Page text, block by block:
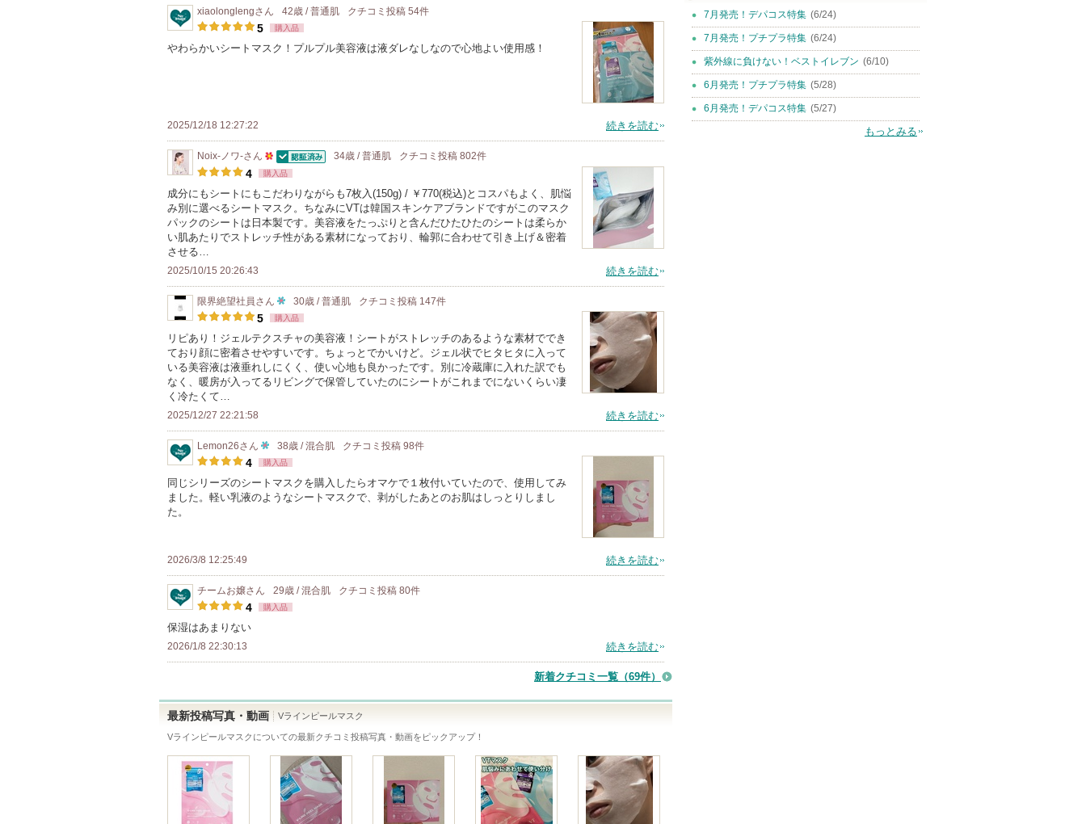
xiaolonglengさん 42歳 / 普通肌 クチコミ投稿 54件
5 購入品
やわらかいシートマスク！プルプル美容液は液ダレなしなので心地よい使用感！
2025/12/18 12:27:22 続きを読む
Noix-ノワ-さん
50
人
以
上
ン
バ
ー
に
お
気
り
登
録
さ
ま
す
認証済
34歳 / 普通肌 クチコミ投稿 802件
4 購入品
成分にもシートにもこだわりながらも7枚入(150g) / ￥770(税込)とコスパもよく、肌悩
み別に選べるシートマスク。ちなみにVTは韓国スキンケアブランドですがこのマスク
パックのシートは日本製です。美容液をたっぷりと含んだひたひたのシートは柔らか
い肌あたりでストレッチ性がある素材になっており、輪郭に合わせて引き上げ＆密着
させる…
2025/10/15 20:26:43 続きを読む
限界絶望社員さん
10
人
以
上
ン
バ
ー
に
り
登
れ
い
ま
す
30歳 / 普通肌 クチコミ投稿 147件
5 購入品
リピあり！ジェルテクスチャの美容液！シートがストレッチのあるような素材ででき
ており顔に密着させやすいです。ちょっとでかいけど。ジェル状でヒタヒタに入って
いる美容液は液垂れしにくく、使い心地も良かったです。別に冷蔵庫に入れた訳でも
なく、暖房が入ってるリビングで保管していたのにシートがこれまでにないくらい凄
く冷たくて…
2025/12/27 22:21:58 続きを読む
Lemon26さん
10
人
以
ン
バ
ー
入
38歳 / 混合肌 クチコミ投稿 98件
4 購入品
同じシリーズのシートマスクを購入したらオマケで１枚付いていたので、使用してみ
ました。軽い乳液のようなシートマスクで、剥がしたあとのお肌はしっとりしまし
た。
2026/3/8 12:25:49 続きを読む
チームお嬢さん 29歳 / 混合肌 クチコミ投稿 80件
4 購入品
保湿はあまりない
2026/1/8 22:30:13 続きを読む
新着クチコミ一覧 （69件）
最新投稿写真・動画 Vラインピールマスク
Vラインピールマスク についての最新クチコミ投稿写真・動画をピックアップ！
7月発売！デパコス特集 (6/24)
7月発売！プチプラ特集 (6/24)
紫外線に負けない！ベストイレブン (6/10)
6月発売！プチプラ特集 (5/28)
6月発売！デパコス特集 (5/27)
もっとみる